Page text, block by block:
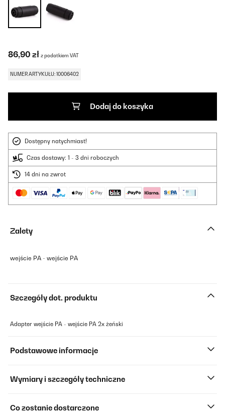
86,90 zł z podatkiem VAT
NUMER ARTYKUŁU: 10006402
Dodaj do koszyka
Dostępny natychmiast!
Czas dostawy: 1 - 3 dni roboczych
14 dni na zwrot
Zalety
wejście PA - wejście PA
Szczegóły dot. produktu
Adapter wejście PA - wejście PA 2x żeński
Podstawowe informacje
Wymiary i szczegóły techniczne
Co zostanie dostarczone